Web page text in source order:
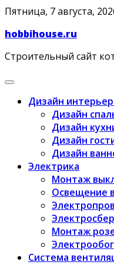
Skip
content
Пятница, 7 августа,
hobbihouse.ru
Строительный сайт
Дизайн
Дизайн
Дизайн
Дизайн
Дизайн
Электрика
Монтаж
Освещение
Монтаж
Система